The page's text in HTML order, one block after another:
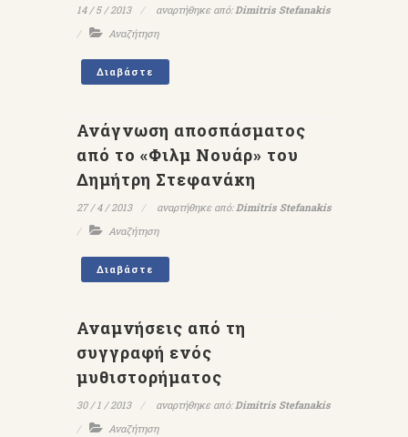
14 / 5 / 2013 αναρτήθηκε από:Dimitris Stefanakis
Αναζήτηση
Διαβάστε
Ανάγνωση αποσπάσματος
από το «Φιλμ Νουάρ» του
Δημήτρη Στεφανάκη
27 / 4 / 2013 αναρτήθηκε από:Dimitris Stefanakis
Αναζήτηση
Διαβάστε
Αναμνήσεις από τη
συγγραφή ενός
μυθιστορήματος
30 / 1 / 2013 αναρτήθηκε από:Dimitris Stefanakis
Αναζήτηση